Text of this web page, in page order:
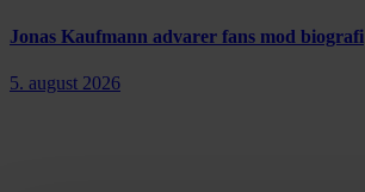
Jonas Kaufmann advarer fans mod biografi
5. august 2026